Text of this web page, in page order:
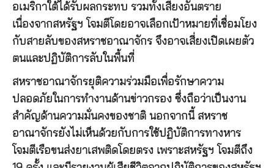
อเมริกาใต้ได้รับผลกระทบ รวมทั้งเสี่ยงอันตราย
เนื่องจากสหรัฐฯ โจมตีโดยอาจเลือกเป้าหมายที่เชื่อมโยง
กับสายลับของสหราชอาณาจักร จึงอาจเสี่ยงเปิดเผยตัว
ตนและปฏิบัติการลับในพื้นที่
สหราชอาณาจักรยุติความร่วมมือเพื่อรักษาความ
ปลอดภัยในการทำงานด้านข่าวกรอง ซึ่งถือว่าเป็นงาน
สำคัญด้านความมั่นคงของชาติ นอกจากนี้ สหราช
อาณาจักรยังไม่เห็นด้วยกับการใช้ปฏิบัติการทางหาร
โจมตีเรือขนส่งยาเสพติดโดยตรง เพราะสหรัฐฯ โจมตีถึง